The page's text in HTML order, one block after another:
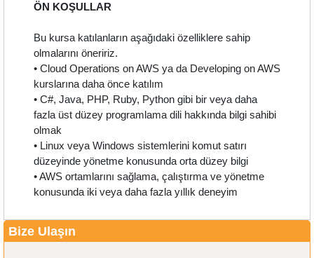
ÖN KOŞULLAR
Bu kursa katılanların aşağıdaki özelliklere sahip
olmalarını öneririz.
• Cloud Operations on AWS ya da Developing on AWS
kurslarına daha önce katılım
• C#, Java, PHP, Ruby, Python gibi bir veya daha
fazla üst düzey programlama dili hakkında bilgi sahibi
olmak
• Linux veya Windows sistemlerini komut satırı
düzeyinde yönetme konusunda orta düzey bilgi
• AWS ortamlarını sağlama, çalıştırma ve yönetme
konusunda iki veya daha fazla yıllık deneyim
Bize Ulaşın